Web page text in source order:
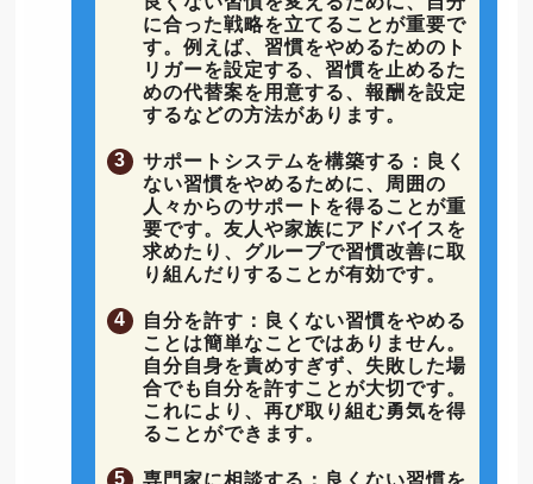
に合った戦略を立てることが重要で
す。例えば、習慣をやめるためのト
リガーを設定する、習慣を止めるた
めの代替案を用意する、報酬を設定
するなどの方法があります。
サポートシステムを構築する：良く
ない習慣をやめるために、周囲の
人々からのサポートを得ることが重
要です。友人や家族にアドバイスを
求めたり、グループで習慣改善に取
り組んだりすることが有効です。
自分を許す：良くない習慣をやめる
ことは簡単なことではありません。
自分自身を責めすぎず、失敗した場
合でも自分を許すことが大切です。
これにより、再び取り組む勇気を得
ることができます。
専門家に相談する：良くない習慣を